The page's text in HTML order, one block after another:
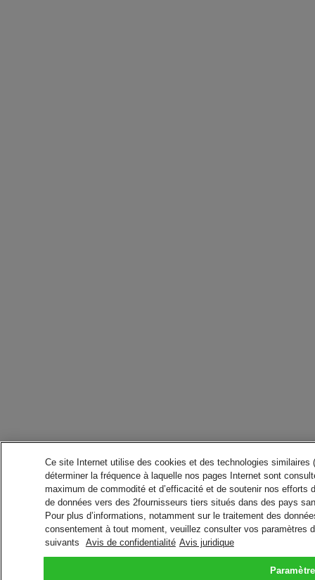
Ce site Internet utilise des cookies et des technologies
déterminer la fréquence à laquelle nos pages Internet sont
maximum de commodité et d’efficacité et de soutenir nos
de données vers des 2fournisseurs tiers situés dans des pays
Pour plus d’informations, notamment sur le traitement des
consentement à tout moment, veuillez consulter vos paramètres
suivants
Avis de confidentialité Avis juridique